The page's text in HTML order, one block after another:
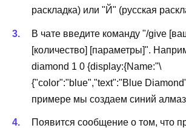
раскладка) или "Й" (русская
В чате введите команду "/give
[количество] [параметры]".
diamond 1 0 {display:{Name:"\
{"color":"blue","text":"Blue
примере мы создаем синий
Появится сообщение о том, что